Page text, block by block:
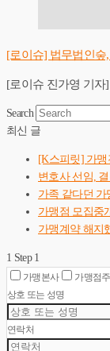
[로이슈] 법무법인
[로이슈 진가영 기자
Search
최신 글
[K스피릿] 가
변호사 선임,
가족 같다던
가맹점 모집중
가맹계약 해지
1 Step 1
가맹본사 가맹점주
상호 또는 성명
연락처